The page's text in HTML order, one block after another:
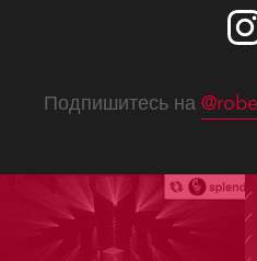
Подпишитесь на